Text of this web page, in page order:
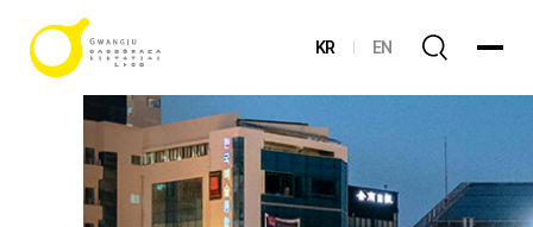
KR EN